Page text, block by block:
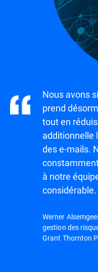
Nous avons
prend
tout en
additionnelle
des e-mails.
à notre
considérable.
Werner
gestion des
Grant Thornton